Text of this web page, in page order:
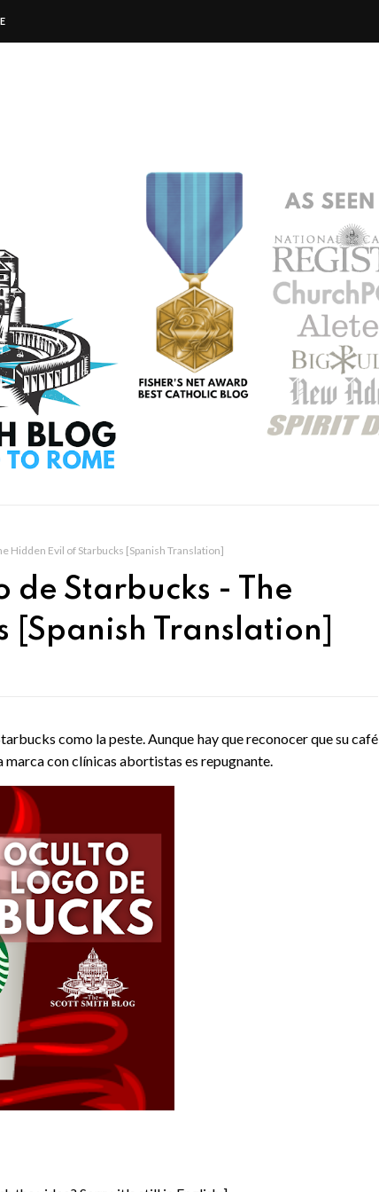
Hidden Evil of Starbucks [Spanish Translation]
de Starbucks - The
[Spanish Translation]
como la peste. Aunque hay que reconocer que su café
marca con clínicas abortistas es repugnante.